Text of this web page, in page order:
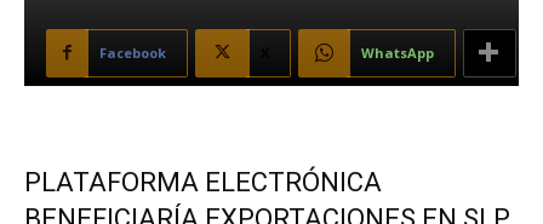
Facebook WhatsApp
PLATAFORMA ELECTRÓNICA
BENEFICIARÍA EXPORTACIONES EN SLP